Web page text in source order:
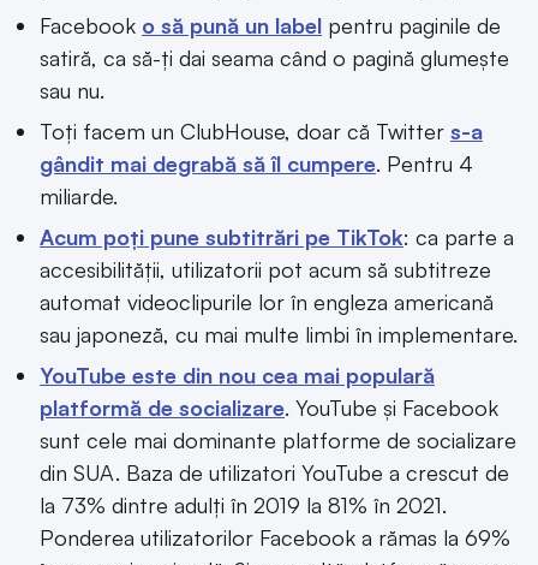
Facebook o să pună un label pentru paginile de
satiră, ca să-ți dai seama când o pagină glumește
sau nu.
Toți facem un ClubHouse, doar că Twitter s-a
gândit mai degrabă să îl cumpere. Pentru 4
miliarde.
Acum poți pune subtitrări pe TikTok: ca parte a
accesibilității, utilizatorii pot acum să subtitreze
automat videoclipurile lor în engleza americană
sau japoneză, cu mai multe limbi în implementare.
YouTube este din nou cea mai populară
platformă de socializare. YouTube și Facebook
sunt cele mai dominante platforme de socializare
din SUA. Baza de utilizatori YouTube a crescut de
la 73% dintre adulți în 2019 la 81% în 2021.
Ponderea utilizatorilor Facebook a rămas la 69%